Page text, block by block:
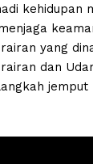
kehidupan
yang
dan
jemput